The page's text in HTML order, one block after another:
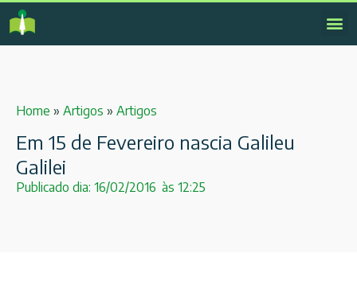
Home » Artigos » Artigos
Em 15 de Fevereiro nascia Galileu
Galilei
Publicado dia: 16/02/2016 às 12:25